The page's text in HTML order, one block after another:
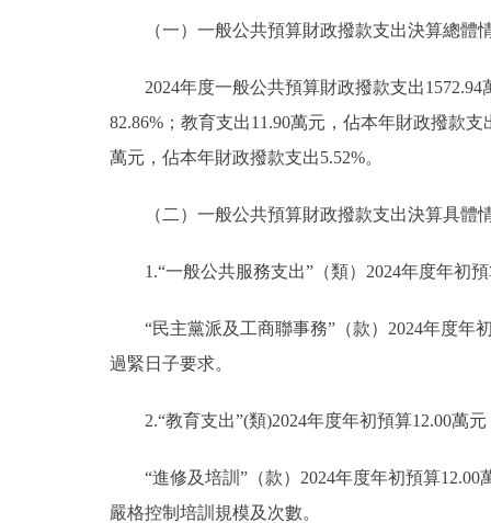
（一）一般公共預算財政撥款支出決算總體
2024年度一般公共預算財政撥款支出
82.86%；教育支出11.90萬元，佔本年財政撥款
萬元，佔本年財政撥款支出5.52%。
（二）一般公共預算財政撥款支出決算具體
1.“一般公共服務支出”（類）2024年度年初
“民主黨派及工商聯事務”（款）2024年度年
過緊日子要求。
2.“教育支出”(類)2024年度年初預算12.00萬
“進修及培訓”（款）2024年度年初預算
嚴格控制培訓規模及次數。